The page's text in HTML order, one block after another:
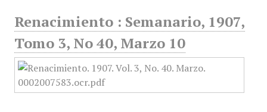
Renacimiento : Semanario, 1907,
Tomo 3, No 40, Marzo 10